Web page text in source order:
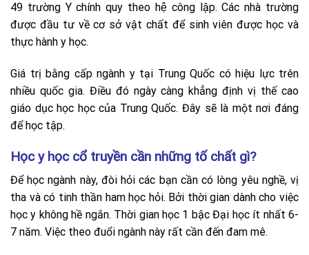
49 trường Y chính quy theo hệ công lập. Các nhà trường
được đầu tư về cơ sở vật chất để sinh viên được học và
thực hành y học.
Giá trị bằng cấp ngành y tại Trung Quốc có hiệu lực trên
nhiều quốc gia. Điều đó ngày càng khẳng định vị thế cao
giáo dục học học của Trung Quốc. Đây sẽ là một nơi đáng
để học tập.
Học y học cổ truyền cần những tố chất gì?
Để học ngành này, đòi hỏi các bạn cần có lòng yêu nghề, vị
tha và có tinh thần ham học hỏi. Bởi thời gian dành cho việc
học y không hề ngắn. Thời gian học 1 bậc Đại học ít nhất 6-
7 năm. Việc theo đuổi ngành này rất cần đến đam mê.